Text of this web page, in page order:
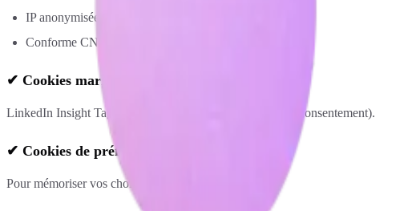
IP anonymisée
Conforme CNIL
✔ Cookies marketing (optionnels)
LinkedIn Insight Tag, Meta Pixel (uniquement avec votre consentement).
✔ Cookies de préférence
Pour mémoriser vos choix d'affichage.